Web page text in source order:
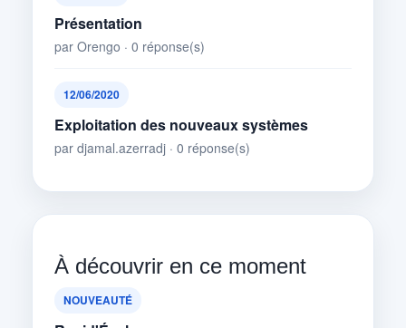
Présentation
par Orengo · 0 réponse(s)
12/06/2020
Exploitation des nouveaux systèmes
par djamal.azerradj · 0 réponse(s)
À découvrir en ce moment
NOUVEAUTÉ